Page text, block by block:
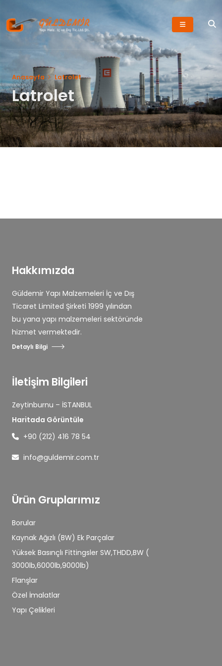
Anasayfa Latrolet
Latrolet
Hakkımızda
Güldemir Yapı Malzemeleri İç ve Dış
Ticaret Limited Şirketi 1999 yılından
bu yana yapı malzemeleri sektöründe
hizmet vermektedir.
Detaylı Bilgi
İletişim Bilgileri
Zeytinburnu – İSTANBUL
Haritada Görüntüle
+90 (212) 416 78 54
info@guldemir.com.tr
Ürün Gruplarımız
Borular
Kaynak Ağızlı (BW) Ek Parçalar
Yüksek Basınçlı Fittingsler SW,THDD,BW (
3000lb,6000lb,9000lb)
Flanşlar
Özel İmalatlar
Yapı Çelikleri